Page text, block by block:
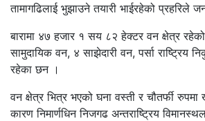
तामागढिलाई भुझाउने तयारी भाईरहेको प्रहरिले
बारामा ४७ हजार १ सय ८२ हेक्टर वन क्षेत्र
सामुदायिक वन, ४ साझेदारी वन, पर्सा राष्ट्रिय
रहेका छन ।
वन क्षेत्र भित्र भएको घना वस्ती र चौतर्फी रुपमा
कारण निमार्णधिन निजगढ अन्तराष्ट्रिय